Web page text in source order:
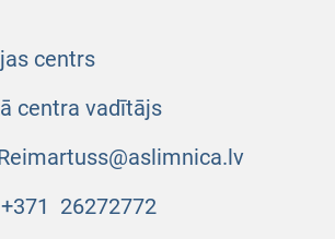
centrs
centra vadītājs
26272772